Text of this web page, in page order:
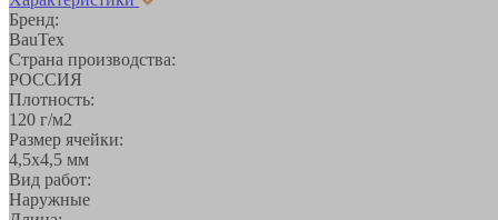
Бренд:
BauTex
Страна производства:
РОССИЯ
Плотность:
120 г/м2
Размер ячейки:
4,5х4,5 мм
Вид работ:
Наружные